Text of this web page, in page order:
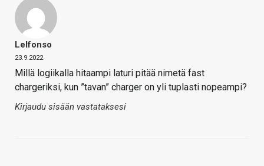
Lelfonso
23.9.2022
Millä logiikalla hitaampi laturi pitää nimetä fast
chargeriksi, kun ”tavan” charger on yli tuplasti nopeampi?
Kirjaudu sisään vastataksesi